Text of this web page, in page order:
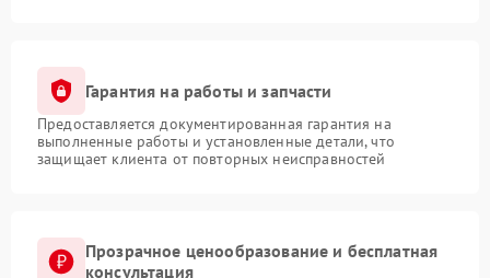
Гарантия на работы и запчасти
Предоставляется документированная гарантия на
выполненные работы и установленные детали, что
защищает клиента от повторных неисправностей
Прозрачное ценообразование и бесплатная
консультация